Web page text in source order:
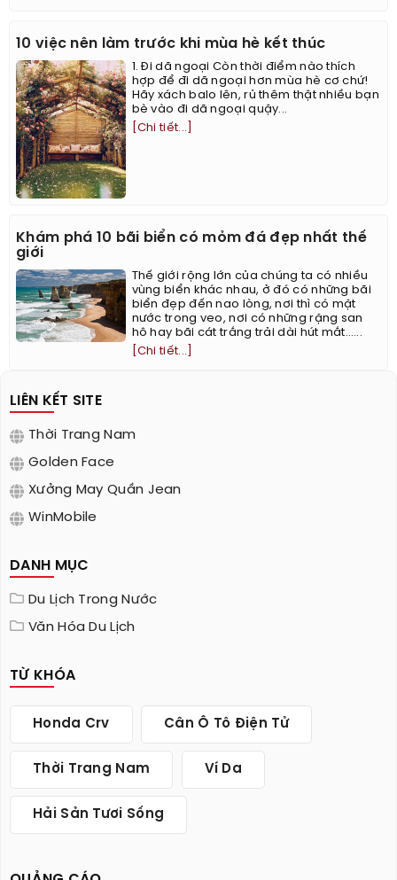
10 việc nên làm trước khi mùa hè kết thúc
1. Đi dã ngoại Còn thời điểm nào thích
hợp để đi dã ngoại hơn mùa hè cơ chứ!
Hãy xách balo lên, rủ thêm thật nhiều bạn
bè vào đi dã ngoại quậy...
[Chi tiết...]
Khám phá 10 bãi biển có mỏm đá đẹp nhất thế
giới
Thế giới rộng lớn của chúng ta có nhiều
vùng biển khác nhau, ở đó có những bãi
biển đẹp đến nao lòng, nơi thì có mặt
nước trong veo, nơi có những rặng san
hô hay bãi cát trắng trải dài hút mắt…...
[Chi tiết...]
LIÊN KẾT SITE
Thời Trang Nam
Golden Face
Xưởng May Quần Jean
WinMobile
DANH MỤC
Du Lịch Trong Nước
Văn Hóa Du Lịch
TỪ KHÓA
Honda Crv Cân Ô Tô Điện Tử
Thời Trang Nam Ví Da
Hải Sản Tươi Sống